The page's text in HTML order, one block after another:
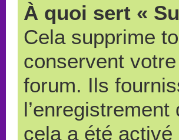
À quoi sert «
Cela supprime
conservent
forum. Ils
cela a été activé